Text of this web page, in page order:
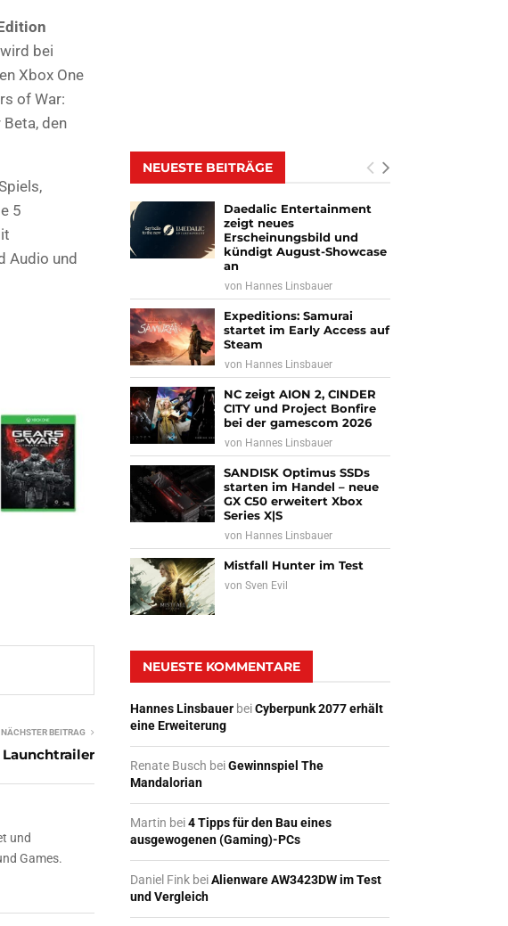
bei
Xbox One
of War:
den
5
Audio und
NÄCHSTER BEITRAG
Launchtrailer
und
Games.
NEUESTE BEITRÄGE
Daedalic Entertainment
zeigt neues
Erscheinungsbild und
kündigt August-Showcase
an
von Hannes Linsbauer
Expeditions: Samurai
startet im Early Access auf
Steam
von Hannes Linsbauer
NC zeigt AION 2, CINDER
CITY und Project Bonfire
bei der gamescom 2026
von Hannes Linsbauer
SANDISK Optimus SSDs
starten im Handel – neue
GX C50 erweitert Xbox
Series X|S
von Hannes Linsbauer
Mistfall Hunter im Test
vonSven Evil
NEUESTE KOMMENTARE
Hannes Linsbauer beiCyberpunk 2077 erhält
eine Erweiterung
Renate Busch beiGewinnspiel The
Mandalorian
Martin bei4 Tipps für den Bau eines
ausgewogenen (Gaming)-PCs
Daniel Fink beiAlienware AW3423DW im Test
und Vergleich